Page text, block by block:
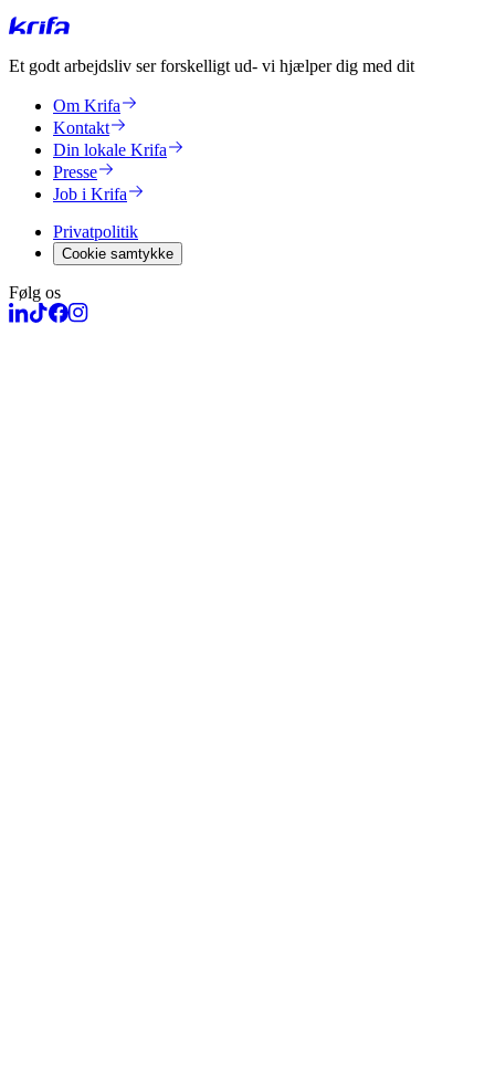
Et godt arbejdsliv ser forskelligt ud- vi hjælper dig med dit
Om Krifa
Kontakt
Din lokale Krifa
Presse
Job i Krifa
Privatpolitik
Cookie samtykke
Følg os